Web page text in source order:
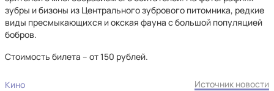
зубры и бизоны из Центрального зубрового питомника, редкие
виды пресмыкающихся и окская фауна с большой популяцией
бобров.
Стоимость билета – от 150 рублей.
Кино Источник новости